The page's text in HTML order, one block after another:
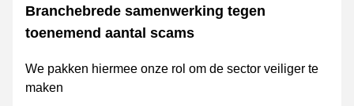
Branchebrede samenwerking tegen
toenemend aantal scams
We pakken hiermee onze rol om de sector veiliger te
maken